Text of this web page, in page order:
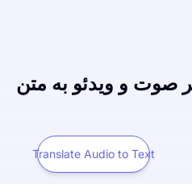
صوت و ویدئو به متن
Translate Audio to Text